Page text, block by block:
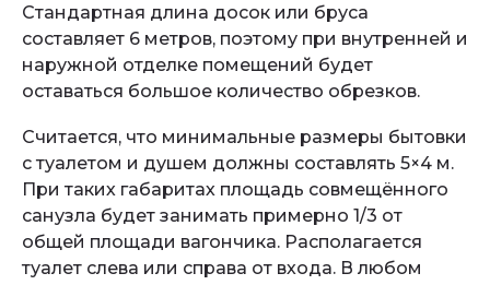
Стандартная длина досок или бруса
составляет 6 метров, поэтому при внутренней и
наружной отделке помещений будет
оставаться большое количество обрезков.
Считается, что минимальные размеры бытовки
с туалетом и душем должны составлять 5×4 м.
При таких габаритах площадь совмещённого
санузла будет занимать примерно 1/3 от
общей площади вагончика. Располагается
туалет слева или справа от входа. В любом